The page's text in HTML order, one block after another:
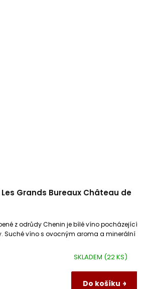
Grands Bureaux Château de
SKLADEM (22 KS)
Do košíku
z odrůdy Chenin je bílé víno pocházející
Suché víno s ovocným aroma a minerální